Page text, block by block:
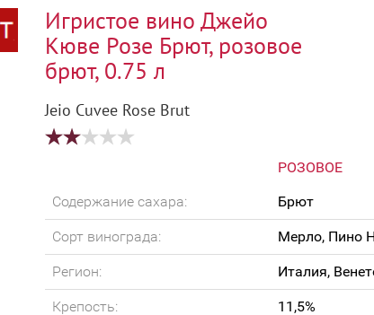
Игристое вино Джейо
Кюве Розе Брют, розовое
брют, 0.75 л
Jeio Cuvee Rose Brut
РОЗОВОЕ
Содержание сахара:
Брют
Сорт винограда: Мерло, Пино
Регион: Италия,
Крепость: 11,5%